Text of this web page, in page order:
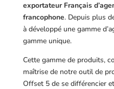
exportateur Français
francophone. Depuis plus
à développé une gamme
gamme unique.
Cette gamme de produits,
maîtrise de notre outil de
Offset 5 de se différencier